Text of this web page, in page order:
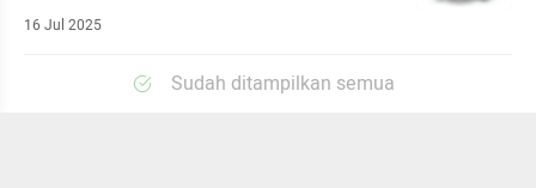
16 Jul 2025
Sudah ditampilkan semua